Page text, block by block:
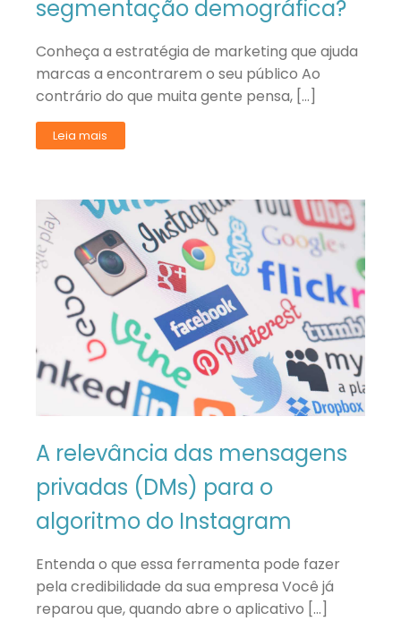
segmentação demográfica?
Conheça a estratégia de marketing que ajuda
marcas a encontrarem o seu público Ao
contrário do que muita gente pensa, […]
Leia mais
A relevância das mensagens
privadas (DMs) para o
algoritmo do Instagram
Entenda o que essa ferramenta pode fazer
pela credibilidade da sua empresa Você já
reparou que, quando abre o aplicativo […]